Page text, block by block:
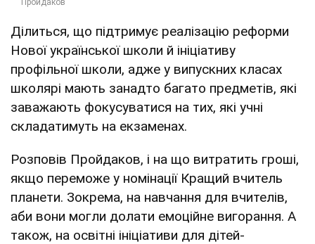
Ділиться, що підтримує реалізацію реформи
Нової української школи й ініціативу
профільної школи, адже у випускних класах
школярі мають занадто багато предметів, які
заважають фокусуватися на тих, які учні
складатимуть на екзаменах.
Розповів Пройдаков, і на що витратить гроші,
якщо переможе у номінації Кращий вчитель
планети. Зокрема, на навчання для вчителів,
аби вони могли долати емоційне вигорання. А
також, на освітні ініціативи для дітей-